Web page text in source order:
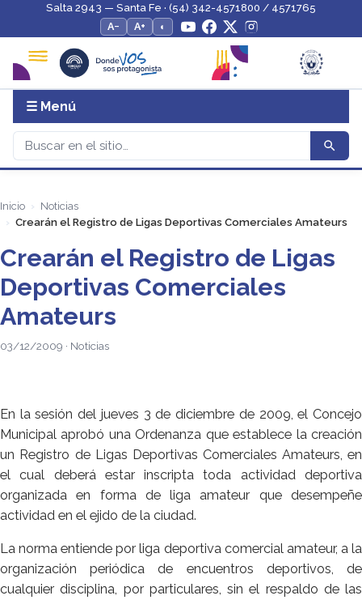
Salta 2943 — Santa Fe · (54) 342-4571800 / 4571765
A−
A+ ◐
☰ Menú
Inicio
Noticias
Crearán el Registro de Ligas Deportivas Comerciales Amateurs
Crearán el Registro de Ligas
Deportivas Comerciales
Amateurs
03/12/2009 · Noticias
En la sesión del jueves 3 de diciembre de 2009, el Concejo
Municipal aprobó una Ordenanza que establece la creación
un Registro de Ligas Deportivas Comerciales Amateurs, en
el cual deberá estar inscripta toda actividad deportiva
organizada en forma de liga amateur que desempeñe
actividad en el ejido de la ciudad.
La norma entiende por liga deportiva comercial amateur, a la
organización periódica de encuentros deportivos, de
cualquier disciplina, por particulares, sin el respaldo de las